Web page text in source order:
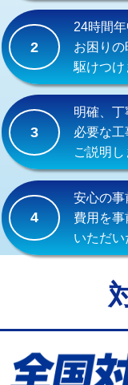
交換・取付(排水栓
（P/S/ポップアッ
交換・取付（その
持込商品取付（単
持込商品取付（混
持込商品取付（浄
給水管工事※（ホ
給水管工事※（バン
給水管工事※（保
給水管工事※（土の
業)
2
24時間
お困り
駆けつけ
3
明確、丁
必要な
ご説明し
4
安心の事
費用を
いただい